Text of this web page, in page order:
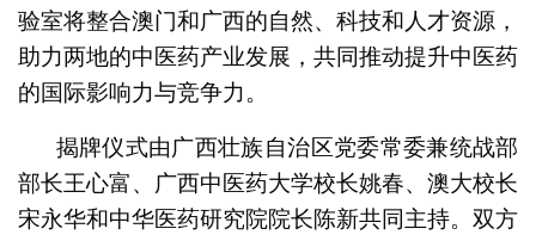
验室将整合澳门和广西的自然、科技和人才资源，
助力两地的中医药产业发展，共同推动提升中医药
的国际影响力与竞争力。
揭牌仪式由广西壮族自治区党委常委兼统战部
部长王心富、广西中医药大学校长姚春、澳大校长
宋永华和中华医药研究院院长陈新共同主持。双方